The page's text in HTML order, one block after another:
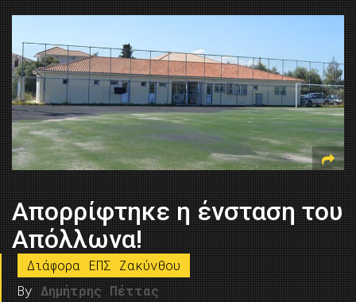
Απορρίφτηκε η ένσταση του
Απόλλωνα!
Διάφορα ΕΠΣ Ζακύνθου
By Δημήτρης Πέττας